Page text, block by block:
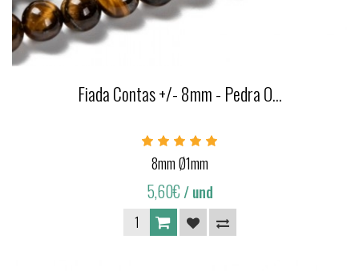
Fiada Contas +/- 8mm - Pedra O...
8mm Ø1mm
5,60€/ und